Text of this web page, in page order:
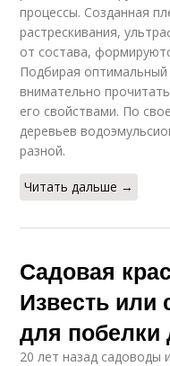
процессы. Созданная
растрескивания,
от состава,
Подбирая
внимательно
его свойствами. По
деревьев
разной.
Читать дальше →
Садовая
Известь или
для побелки
20 лет назад садоводы